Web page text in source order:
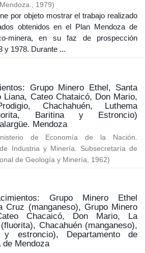
, 1979)
por objeto mostrar el trabajo realizado
obtenidos en el Plan Mendoza de
minera, en su faz de prospección
y 1978. Durante ...
Grupo Minero Ethel, Santa
Liana, Cateo Chataicó, Don Mario,
Chachahuén, Luthema
Baritina y Estroncio)
Mendoza
de Economía de la Nación.
Industria y Minería. Subsecretaría de
de Geología y Minería, 1962)
Grupo Minero Ethel
Cruz (manganeso), Grupo Minero
Chacaicó, Don Mario, La
Chacahuén (manganeso),
y estroncio), Departamento de
de Mendoza